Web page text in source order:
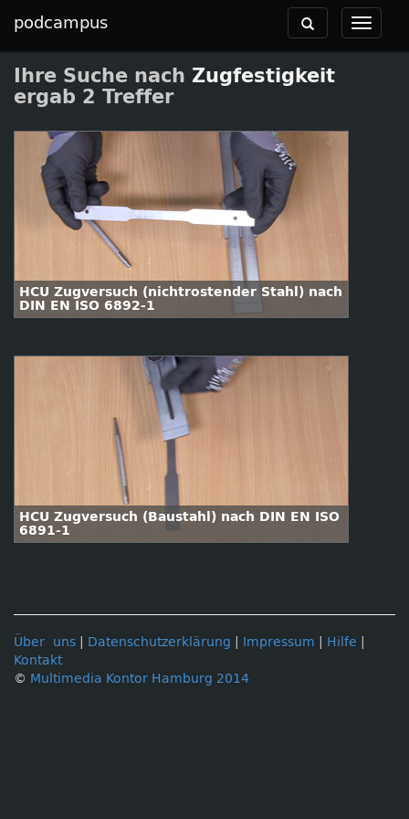
podcampus
Toggle
Toggle
navigation
Ihre Suche nach Zugfestigkeit
ergab 2 Treffer
HCU Zugversuch (nichtrostender Stahl) nach
DIN EN ISO 6892-1
HCU Zugversuch (Baustahl) nach DIN EN ISO
6891-1
Über uns Datenschutzerklärung Impressum Hilfe
Kontakt
© Multimedia Kontor Hamburg 2014